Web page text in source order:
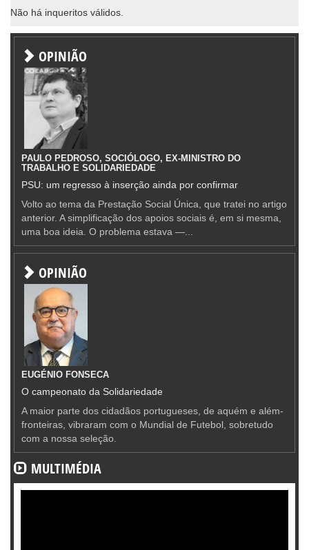
Não há inqueritos válidos.
OPINIÃO
PAULO PEDROSO, SOCIÓLOGO, EX-MINISTRO DO
TRABALHO E SOLIDARIEDADE
PSU: um regresso à inserção ainda por confirmar
Volto ao tema da Prestação Social Única, que tratei no artigo
anterior. A simplificação dos apoios sociais é, em si mesma,
uma boa ideia. O problema estava —...
OPINIÃO
EUGÉNIO FONSECA
O campeonato da Solidariedade
A maior parte dos cidadãos portugueses, de aquém e além-
fronteiras, vibraram com o Mundial de Futebol, sobretudo
com a nossa seleção.
MULTIMÉDIA